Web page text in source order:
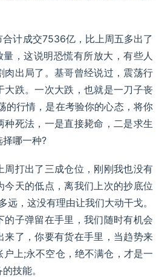
计成交7536亿，比上周五多出了
，这说明恐慌有所放大，有些人
肉出局了。基哥曾经说过，震荡行
大跌。一次大跌，也就是一刀子丧
的行情，是在考验你的心态，将你
种死法，一是直接毙命，二是求生
哪一种?
周打出了三成仓位，刚刚我也没有
今天的低点，离我们上次的抄底位
，这没有理由让我们大动干戈。
的子弹留在手里，我们随时有机会
来了，你要有货在手里，当趋势来
上;永不空仓，绝不满仓，才是一
技能。